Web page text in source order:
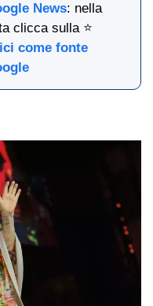
News: nella
clicca sulla ⭐
come fonte